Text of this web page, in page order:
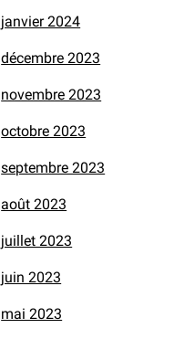
janvier 2024
décembre 2023
novembre 2023
octobre 2023
septembre 2023
août 2023
juillet 2023
juin 2023
mai 2023